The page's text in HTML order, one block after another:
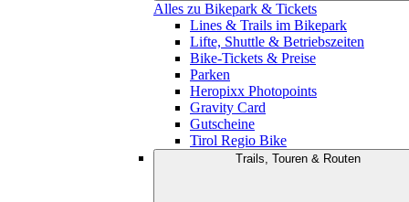
Alles zu Bikepark & Tickets
Lines & Trails im Bikepark
Lifte, Shuttle & Betriebszeiten
Bike-Tickets & Preise
Parken
Heropixx Photopoints
Gravity Card
Gutscheine
Tirol Regio Bike
Trails, Touren & Routen